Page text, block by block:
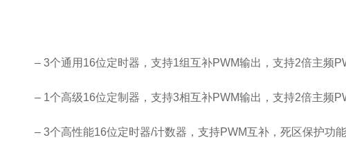
– 3个通用16位定时器，支持1组互补PWM输出，支持2倍主频
– 1个高级16位定制器，支持3相互补PWM输出，支持2倍主频
– 3个高性能16位定时器/计数器，支持PWM互补，死区保护功能